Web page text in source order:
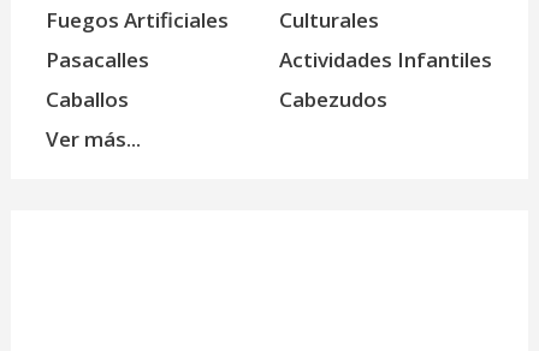
Fuegos Artificiales
Culturales
Pasacalles
Actividades Infantiles
Caballos
Cabezudos
Ver más...